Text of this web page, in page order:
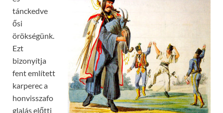
tánckedve
ősi
örökségünk.
Ezt
bizonyítja
fent említett
karperec a
honvisszafo
glalás előtti